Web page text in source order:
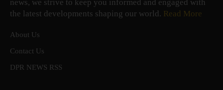
news, we strive to keep you informed and engaged with
the latest developments shaping our world. Read More
About Us
Contact Us
DPR NEWS RSS